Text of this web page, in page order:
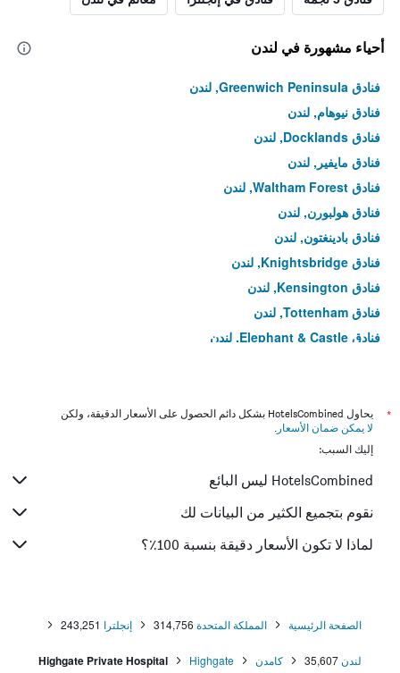
أحياء مشهورة في لندن
فنادق Greenwich Peninsula, لندن
فنادق نيوهام, لندن
فنادق Docklands, لندن
فنادق مايفير, لندن
فنادق Waltham Forest, لندن
فنادق هولبورن, لندن
فنادق بادينغتون, لندن
فنادق Knightsbridge, لندن
فنادق Kensington, لندن
فنادق Tottenham, لندن
فنادق Elephant & Castle, لندن
فنادق Stamford Hill, لندن
فنادق Stoke Newington, لندن
فنادق Peckham, لندن
فنادق Angel, لندن
فنادق Kidbrooke, لندن
فنادق تشيلسي, لندن
فنادق Hoxton, لندن
*
يحاول HotelsCombined بشكل دائم الحصول على الأسعار الدقيقة، ولكن
لا يمكن ضمان الأسعار .
إليك السبب:
HotelsCombined ليس البائع
نقوم بتجميع الكثير من البيانات لك
لماذا لا تكون الأسعار دقيقة بنسبة 100٪؟
الصفحة الرئيسية المملكة المتحدة 314,756 إنجلترا 243,251
لندن35,607 كامدن Highgate
Highgate Private Hospital